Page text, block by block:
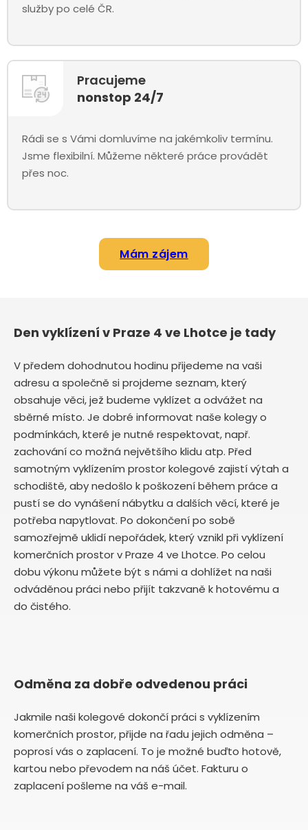
služby po celé ČR.
Pracujeme
nonstop 24/7
Rádi se s Vámi domluvíme na jakémkoliv termínu.
Jsme flexibilní. Můžeme některé práce provádět
přes noc.
Mám zájem
Den vyklízení v Praze 4 ve Lhotce je tady
V předem dohodnutou hodinu přijedeme na vaši
adresu a společně si projdeme seznam, který
obsahuje věci, jež budeme vyklízet a odvážet na
sběrné místo. Je dobré informovat naše kolegy o
podmínkách, které je nutné respektovat, např.
zachování co možná největšího klidu atp. Před
samotným vyklízením prostor kolegové zajistí výtah a
schodiště, aby nedošlo k poškození během práce a
pustí se do vynášení nábytku a dalších věcí, které je
potřeba napytlovat. Po dokončení po sobě
samozřejmě uklidí nepořádek, který vznikl při vyklízení
komerčních prostor v Praze 4 ve Lhotce. Po celou
dobu výkonu můžete být s námi a dohlížet na naši
odváděnou práci nebo přijít takzvaně k hotovému a
do čistého.
Odměna za dobře odvedenou práci
Jakmile naši kolegové dokončí práci s vyklízením
komerčních prostor, přijde na řadu jejich odměna –
poprosí vás o zaplacení. To je možné buďto hotově,
kartou nebo převodem na náš účet. Fakturu o
zaplacení pošleme na váš e-mail.